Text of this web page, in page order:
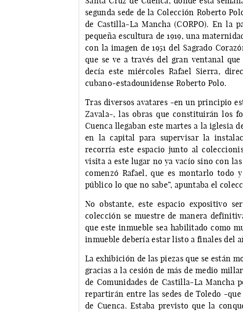
segunda sede de la Colección Roberto
de Castilla-La Mancha (CORPO). En la
pequeña escultura de 1919, una
con la imagen de 1951 del Sagrado
que se ve a través del gran ventanal
decía este miércoles Rafael Sierra,
cubano-estadounidense Roberto Polo.
Tras diversos avatares -en un principio
Zavala-, las obras que constituirán los
Cuenca llegaban este martes a la iglesia
en la capital para supervisar la
recorría este espacio junto al
visita a este lugar no ya vacío sino con
comenzó Rafael, que es montarlo todo
público lo que no sabe”, apuntaba el
No obstante, este espacio expositivo
colección se muestre de manera
que este inmueble sea habilitado como
inmueble debería estar listo a finales del
La exhibición de las piezas que se están
gracias a la cesión de más de medio
de Comunidades de Castilla-La Mancha
repartirán entre las sedes de Toledo -
de Cuenca. Estaba previsto que la